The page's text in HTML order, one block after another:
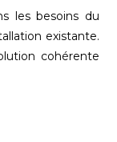
les besoins du
existante.
cohérente